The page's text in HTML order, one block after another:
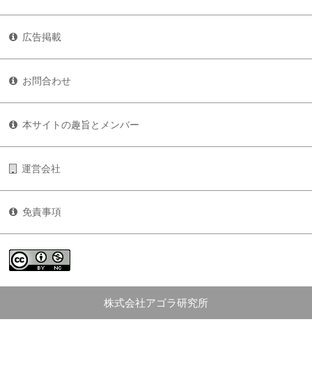
広告掲載
お問合わせ
本サイトの趣旨とメンバー
運営会社
免責事項
株式会社アゴラ研究所